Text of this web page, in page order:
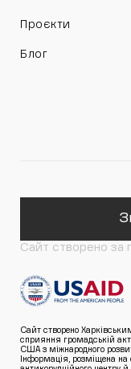
Проєкти
Блог
Сайт створено за
Сайт створено
сприяння громадській
США з міжнародного
Інформація, розміщена на